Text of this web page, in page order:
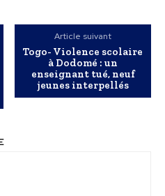
Article suivant
Togo- Violence scolaire
à Dodomé : un
enseignant tué, neuf
jeunes interpellés